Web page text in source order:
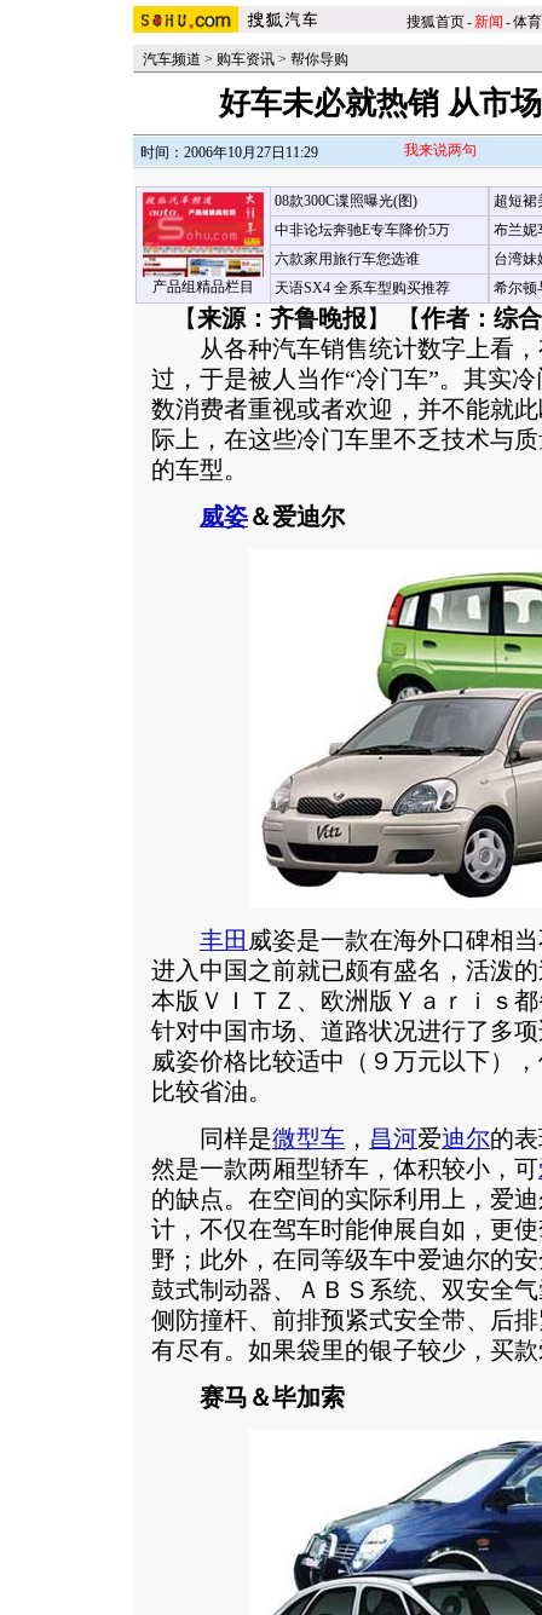
搜狐首页-新闻 -体育
汽车频道 > 购车资讯 > 帮你导购
好车未必就热销 从市
时间：2006年10月27日11:29 我来说两句
产品组精品栏目
08款300C谍照曝光(图)
中非论坛奔驰E专车降价5万
六款家用旅行车您选谁
天语SX4 全系车型购买推荐
超短裙
布兰妮
台湾妹
希尔顿
【来源：齐鲁晚报 】 【作者：综
从各种汽车销售统计数字上看，
过，于是被人当作“冷门车”。其实
数消费者重视或者欢迎，并不能就
际上，在这些冷门车里不乏技术与
的车型。
威姿＆爱迪尔
丰田 威姿是一款在海外口碑相
进入中国之前就已颇有盛名，活泼
本版ＶＩＴＺ、欧洲版Ｙａｒｉｓ
针对中国市场、道路状况进行了多
威姿价格比较适中（９万元以下）
比较省油。
同样是微型车 ， 昌河爱迪尔的
然是一款两厢型轿车，体积较小，可
的缺点。在空间的实际利用上，爱
计，不仅在驾车时能伸展自如，更
野；此外，在同等级车中爱迪尔的
鼓式制动器、ＡＢＳ系统、双安全
侧防撞杆、前排预紧式安全带、后
有尽有。如果袋里的银子较少，买
赛马＆毕加索